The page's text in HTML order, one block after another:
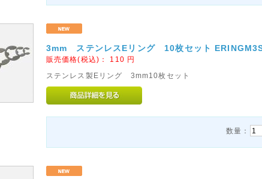
3mm ステンレスEリング 10枚セット
販売価格(税込)： 110 円
ステンレス製Eリング 3mm10枚セット
数量：